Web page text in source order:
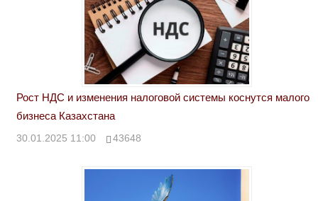
Рост НДС и изменения налоговой системы коснутся малого
бизнеса Казахстана
30.01.2025 11:00 43648